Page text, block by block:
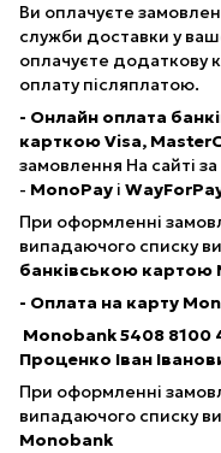
Ви оплачуєте
служби доставки у
оплачуєте додаткову
оплату післяплатою.
- Онлайн оплата
карткою Visa,
замовлення На сайті
- MonoPay і
При оформленні
випадаючого списку
банківською картою
- Оплата на карту
Monobank5408 8100
Проценко Іван
При оформленні
випадаючого списку
Monobank​